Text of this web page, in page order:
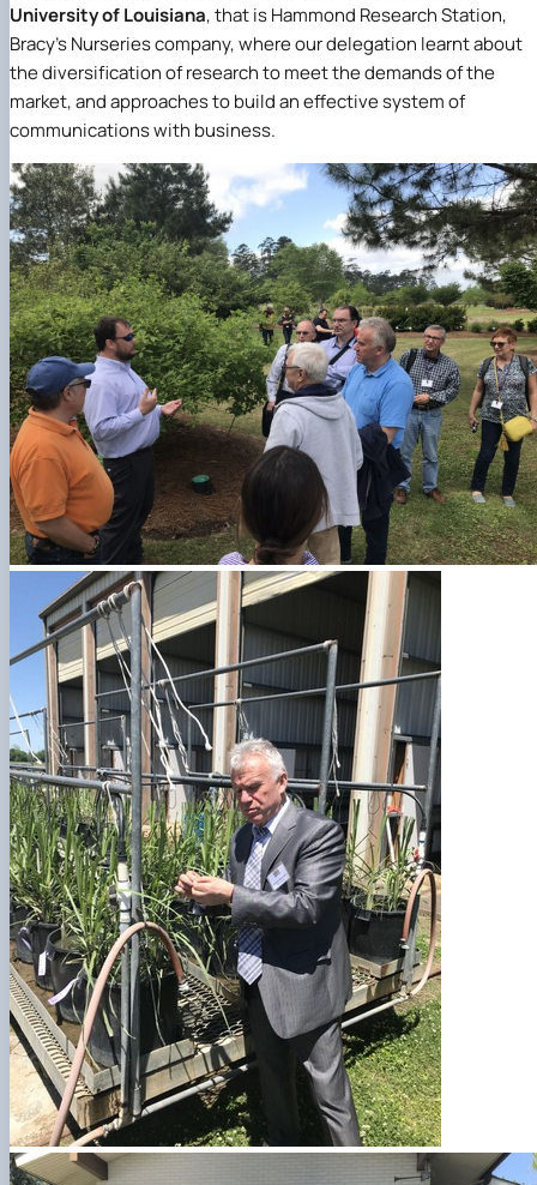
University of Louisiana, that is Hammond Research Station,
Bracy’s Nurseries company, where our delegation learnt about
the diversification of research to meet the demands of the
market, and approaches to build an effective system of
communications with business.